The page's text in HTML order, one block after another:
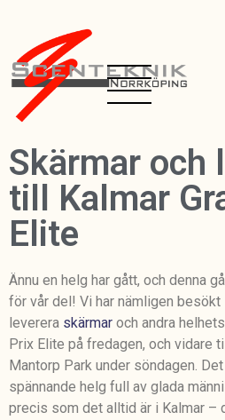
Skärmar och
till Kalmar
Elite
Ännu en helg har gått, och denna
för vår del! Vi har nämligen
leverera skärmar och andra
Prix Elite på fredagen, och vidare
Mantorp Park under söndagen.
spännande helg full av glada
precis som det alltid är i Kalmar –